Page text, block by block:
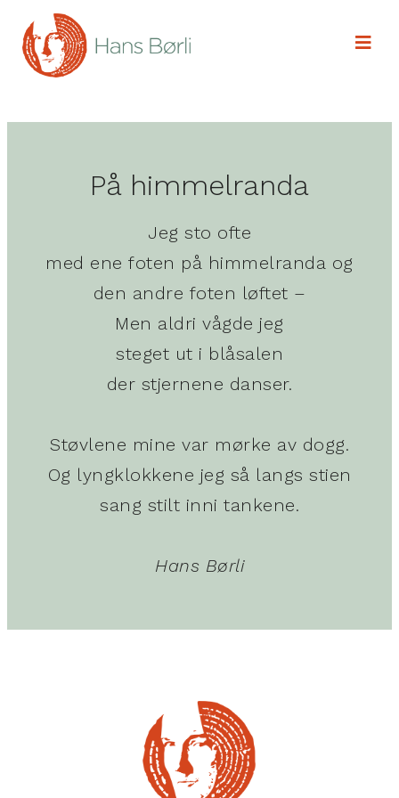
På himmelranda
Jeg sto ofte
med ene foten på himmelranda og
den andre foten løftet –
Men aldri vågde jeg
steget ut i blåsalen
der stjernene danser.
Støvlene mine var mørke av dogg.
Og lyngklokkene jeg så langs stien
sang stilt inni tankene.
Hans Børli